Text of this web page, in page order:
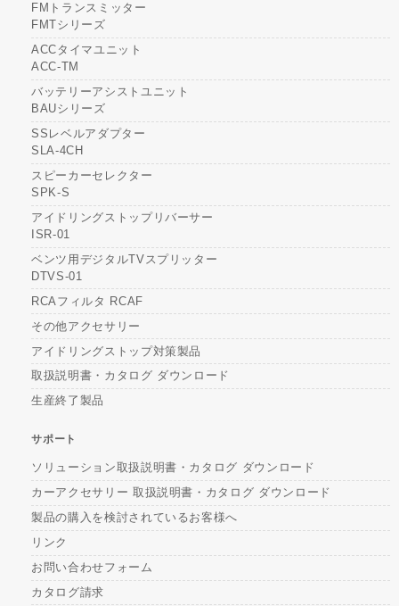
FMトランスミッター
FMTシリーズ
ACCタイマユニット
ACC-TM
バッテリーアシストユニット
BAUシリーズ
SSレベルアダプター
SLA-4CH
スピーカーセレクター
SPK-S
アイドリングストップリバーサー
ISR-01
ベンツ用デジタルTVスプリッター
DTVS-01
RCAフィルタ RCAF
その他アクセサリー
アイドリングストップ対策製品
取扱説明書・カタログ ダウンロード
生産終了製品
サポート
ソリューション取扱説明書・カタログ ダウンロード
カーアクセサリー 取扱説明書・カタログ ダウンロード
製品の購入を検討されているお客様へ
リンク
お問い合わせフォーム
カタログ請求